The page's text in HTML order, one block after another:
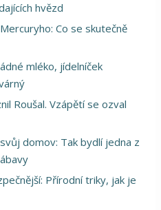
hvězd
Co se skutečně
mléko, jídelníček
Roušal. Vzápětí se ozval
domov: Tak bydlí jedna z
Přírodní triky, jak je